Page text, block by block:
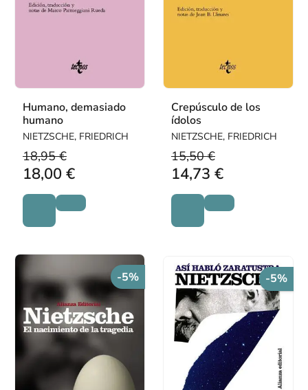
Humano, demasiado
humano
NIETZSCHE, FRIEDRICH
18,95 €
18,00 €
Crepúsculo de los
ídolos
NIETZSCHE, FRIEDRICH
15,50 €
14,73 €
-5% -5%